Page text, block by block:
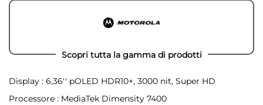
Scopri tutta la gamma di prodotti
Display : 6,36'' pOLED HDR10+, 3000 nit, Super HD
Processore : MediaTek Dimensity 7400